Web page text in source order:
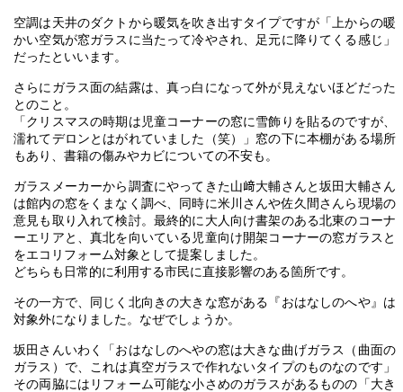
空調は天井のダクトから暖気を吹き出すタイプですが「上からの暖
かい空気が窓ガラスに当たって冷やされ、足元に降りてくる感じ」
だったといいます。
さらにガラス面の結露は、真っ白になって外が見えないほどだった
とのこと。
「クリスマスの時期は児童コーナーの窓に雪飾りを貼るのですが、
濡れてデロンとはがれていました（笑）」窓の下に本棚がある場所
もあり、書籍の傷みやカビについての不安も。
ガラスメーカーから調査にやってきた山﨑大輔さんと坂田大輔さん
は館内の窓をくまなく調べ、同時に米川さんや佐久間さんら現場の
意見も取り入れて検討。最終的に大人向け書架のある北東のコーナ
ーエリアと、真北を向いている児童向け開架コーナーの窓ガラスと
をエコリフォーム対象として提案しました。
どちらも日常的に利用する市民に直接影響のある箇所です。
その一方で、同じく北向きの大きな窓がある『おはなしのへや』は
対象外になりました。なぜでしょうか。
坂田さんいわく「おはなしのへやの窓は大きな曲げガラス（曲面の
ガラス）で、これは真空ガラスで作れないタイプのものなのです」
その両脇にはリフォーム可能な小さめのガラスがあるものの「大き